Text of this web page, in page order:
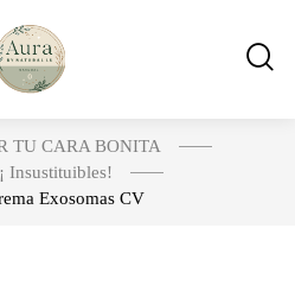
TU CARA BONITA
Insustituibles!
Exosomas CV